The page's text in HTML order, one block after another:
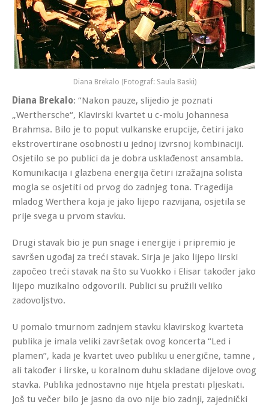
Diana Brekalo (Fotograf: Saula Baski)
Diana Brekalo: “Nakon pauze, slijedio je poznati
„Werthersche“, Klavirski kvartet u c-molu Johannesa
Brahmsa. Bilo je to poput vulkanske erupcije, četiri jako
ekstrovertirane osobnosti u jednoj izvrsnoj kombinaciji.
Osjetilo se po publici da je dobra usklađenost ansambla.
Komunikacija i glazbena energija četiri izražajna solista
mogla se osjetiti od prvog do zadnjeg tona. Tragedija
mladog Werthera koja je jako lijepo razvijana, osjetila se
prije svega u prvom stavku.
Drugi stavak bio je pun snage i energije i pripremio je
savršen ugođaj za treći stavak. Sirja je jako lijepo lirski
započeo treći stavak na što su Vuokko i Elisar također jako
lijepo muzikalno odgovorili. Publici su pružili veliko
zadovoljstvo.
U pomalo tmurnom zadnjem stavku klavirskog kvarteta
publika je imala veliki završetak ovog koncerta “Led i
plamen”, kada je kvartet uveo publiku u energične, tamne ,
ali također i lirske, u koralnom duhu skladane dijelove ovog
stavka. Publika jednostavno nije htjela prestati pljeskati.
Još tu večer bilo je jasno da ovo nije bio zadnji, zajednički